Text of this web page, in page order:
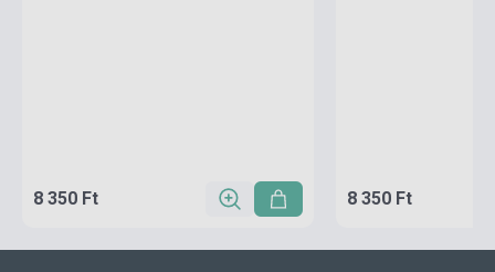
8 350 Ft 8 350 Ft